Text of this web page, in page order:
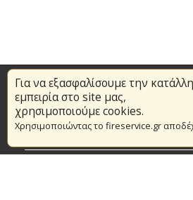
Για να εξασφαλίσουμε την
εμπειρία στο site μας,
χρησιμοποιούμε cookies.
Χρησιμοποιώντας το fireservice.gr
Επικαιρότητα
Το Πυροσβεστικό Σώμα